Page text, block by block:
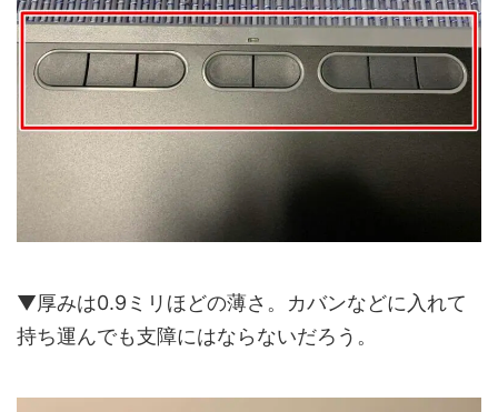
▼厚みは0.9ミリほどの薄さ。カバンなどに入れて
持ち運んでも支障にはならないだろう。